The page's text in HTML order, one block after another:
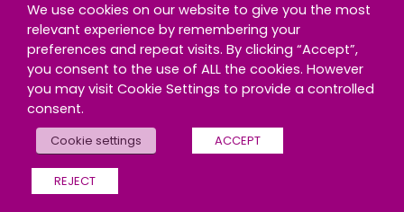
There are currently no planned events or
webinars.
Totally Trusted Digital
We use cookies on our website to give you the most
relevant experience by remembering your
preferences and repeat visits. By clicking “Accept”,
you consent to the use of ALL the cookies. However
you may visit Cookie Settings to provide a controlled
consent.
Cookie settings ACCEPT
REJECT